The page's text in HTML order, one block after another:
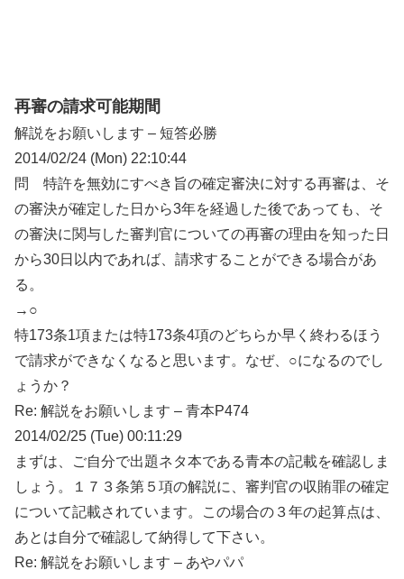
再審の請求可能期間
解説をお願いします – 短答必勝
2014/02/24 (Mon) 22:10:44
問 特許を無効にすべき旨の確定審決に対する再審は、そ
の審決が確定した日から3年を経過した後であっても、そ
の審決に関与した審判官についての再審の理由を知った日
から30日以内であれば、請求することができる場合があ
る。
→○
特173条1項または特173条4項のどちらか早く終わるほう
で請求ができなくなると思います。なぜ、○になるのでし
ょうか？
Re: 解説をお願いします – 青本P474
2014/02/25 (Tue) 00:11:29
まずは、ご自分で出題ネタ本である青本の記載を確認しま
しょう。１７３条第５項の解説に、審判官の収賄罪の確定
について記載されています。この場合の３年の起算点は、
あとは自分で確認して納得して下さい。
Re: 解説をお願いします – あやパパ